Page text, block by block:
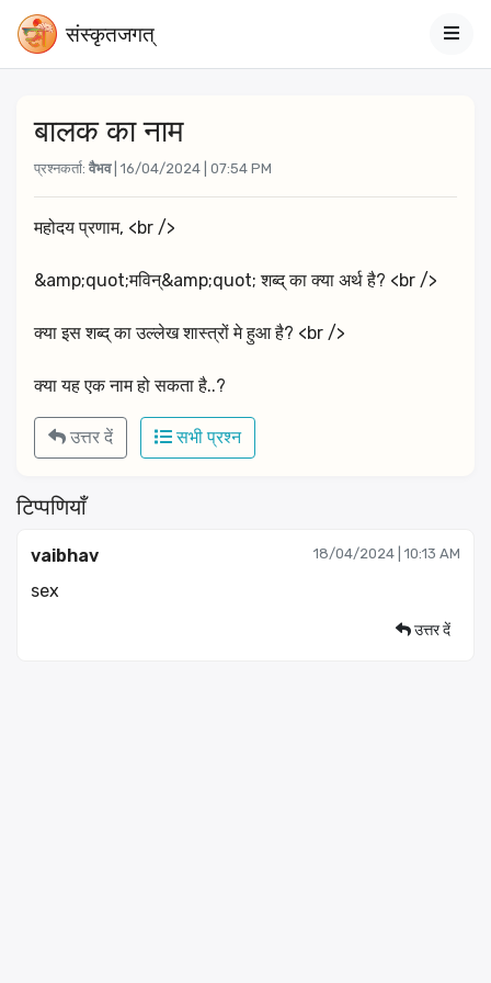
संस्‍कृतजगत्
बालक का नाम
प्रश्नकर्ता: वैभव| 16/04/2024 | 07:54 PM
महोदय प्रणाम, <br />
&amp;quot;मविन्&amp;quot; शब्द् का क्या अर्थ है? <br />
क्या इस शब्द् का उल्लेख शास्त्रों मे हुआ है? <br />
क्या यह एक नाम हो सकता है..?
उत्तर दें सभी प्रश्न
टिप्पणियाँ
vaibhav 18/04/2024 | 10:13 AM
sex
उत्तर दें